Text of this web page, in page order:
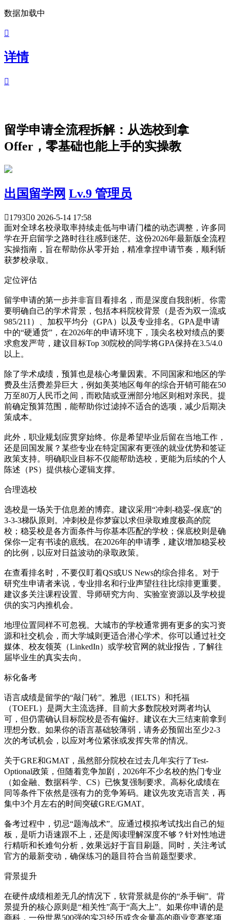
数据加载中

详情

留学申请全流程拆解：从选校到拿
Offer，零基础也能上手的实操教
出国留学网 Lv.9 管理员
17930 2026-5-14 17:58
面对全球名校录取率持续走低与申请门槛的动态调整，许多同
学在开启留学之路时往往感到迷茫。这份2026年最新版全流程
实操指南，旨在帮助你从零开始，精准拿捏申请节奏，顺利斩
获梦校录取。
定位评估
留学申请的第一步并非盲目看排名，而是深度自我剖析。你需
要明确自己的学术背景，包括本科院校背景（是否为双一流或
985/211）、加权平均分（GPA）以及专业排名。GPA是申请
中的“硬通货”，在2026年的申请环境下，顶尖名校对绩点的要
求愈发严苛，建议目标Top 30院校的同学将GPA保持在3.5/4.0
以上。
除了学术成绩，预算也是核心考量因素。不同国家和地区的学
费及生活费差异巨大，例如美英地区每年的综合开销可能在50
万至80万人民币之间，而欧陆或亚洲部分地区则相对亲民。提
前确定预算范围，能帮助你过滤掉不适合的选项，减少后期决
策成本。
此外，职业规划应贯穿始终。你是希望毕业后留在当地工作，
还是回国发展？某些专业在特定国家有更强的就业优势和签证
政策支持。明确职业目标不仅能帮助选校，更能为后续的个人
陈述（PS）提供核心逻辑支撑。
合理选校
选校是一场关于信息差的博弈。建议采用“冲刺-稳妥-保底”的
3-3-3梯队原则。冲刺校是你梦寐以求但录取难度极高的院
校；稳妥校是各方面条件与你基本匹配的学校；保底校则是确
保你一定有书读的底线。在2026年的申请季，建议增加稳妥校
的比例，以应对日益波动的录取政策。
在查看排名时，不要仅盯着QS或US News的综合排名。对于
研究生申请者来说，专业排名和行业声望往往比综排更重要。
建议多关注课程设置、导师研究方向、实验室资源以及学校提
供的实习内推机会。
地理位置同样不可忽视。大城市的学校通常拥有更多的实习资
源和社交机会，而大学城则更适合潜心学术。你可以通过社交
媒体、校友领英（LinkedIn）或学校官网的就业报告，了解往
届毕业生的真实去向。
标化备考
语言成绩是留学的“敲门砖”。雅思（IELTS）和托福
（TOEFL）是两大主流选择。目前大多数院校对两者均认
可，但仍需确认目标院校是否有偏好。建议在大三结束前拿到
理想分数。如果你的语言基础较薄弱，请务必预留出至少2-3
次的考试机会，以应对考位紧张或发挥失常的情况。
关于GRE和GMAT，虽然部分院校在过去几年实行了Test-
Optional政策，但随着竞争加剧，2026年不少名校的热门专业
（如金融、数据科学、CS）已恢复强制要求。高标化成绩在
同等条件下依然是强有力的竞争筹码。建议先攻克语言关，再
集中3个月左右的时间突破GRE/GMAT。
备考过程中，切忌“题海战术”。应通过模拟考试找出自己的短
板，是听力语速跟不上，还是阅读理解深度不够？针对性地进
行精听和长难句分析，效果远好于盲目刷题。同时，关注考试
官方的最新变动，确保练习的题目符合当前题型要求。
背景提升
在硬件成绩相差无几的情况下，软背景就是你的“杀手锏”。背
景提升的核心原则是“相关性”高于“高大上”。如果你申请的是
商科，一份世界500强的实习经历或含金量高的商业竞赛奖项